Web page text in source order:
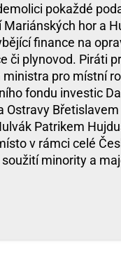
pokaždé
hor a
finance na
či plynovod. Piráti
pro místní
fondu investic
Břetislavem
Patrikem
v rámci celé
minority a